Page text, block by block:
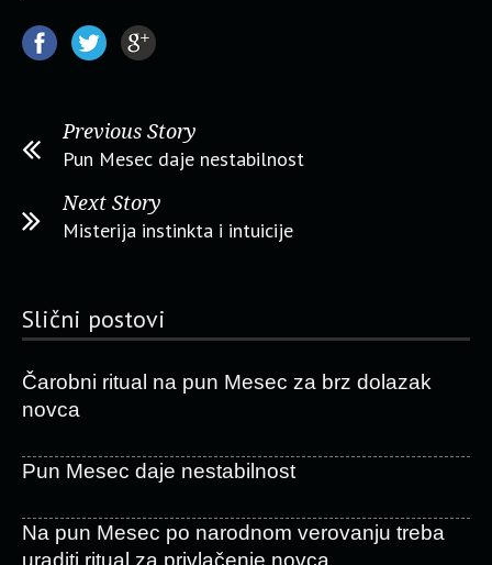
Previous Story
Pun Mesec daje nestabilnost
Next Story
Misterija instinkta i intuicije
Slični postovi
Čarobni ritual na pun Mesec za brz dolazak
novca
Pun Mesec daje nestabilnost
Na pun Mesec po narodnom verovanju treba
uraditi ritual za privlačenje novca